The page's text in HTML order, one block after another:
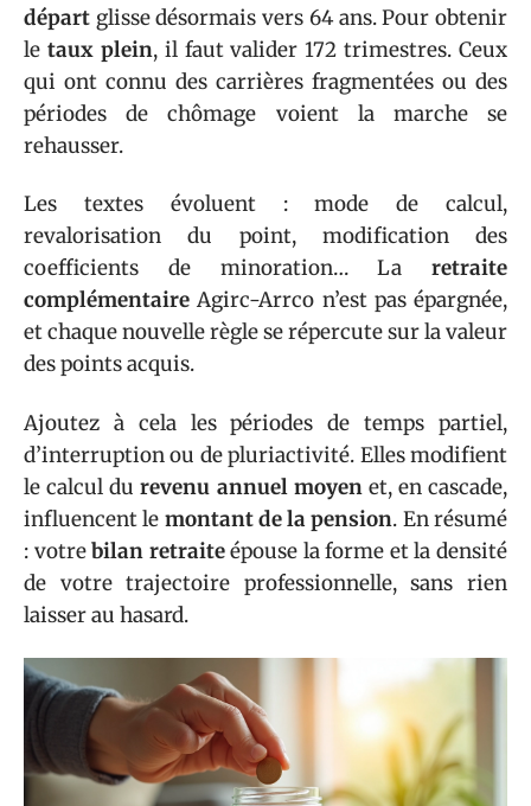
départ glisse désormais vers 64 ans. Pour obtenir
le taux plein, il faut valider 172 trimestres. Ceux
qui ont connu des carrières fragmentées ou des
périodes de chômage voient la marche se
rehausser.
Les textes évoluent : mode de calcul,
revalorisation du point, modification des
coefficients de minoration… La retraite
complémentaire Agirc-Arrco n’est pas épargnée,
et chaque nouvelle règle se répercute sur la valeur
des points acquis.
Ajoutez à cela les périodes de temps partiel,
d’interruption ou de pluriactivité. Elles modifient
le calcul durevenu annuel moyenet, en cascade,
influencent le montant de la pension. En résumé
: votrebilan retraiteépouse la forme et la densité
de votre trajectoire professionnelle, sans rien
laisser au hasard.